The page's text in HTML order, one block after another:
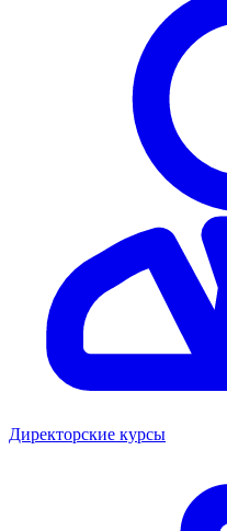
Директорские курсы